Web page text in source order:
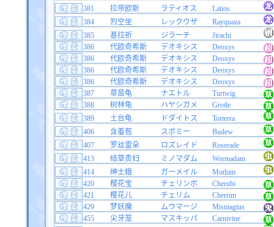
381
拉帝欧斯 ラティオス
Latios
384
烈空坐 レックウザ
Rayquaza
385
基拉祈 ジラーチ
Jirachi
386
代欧奇希斯 デオキシス
Deoxys
386
代欧奇希斯 デオキシス
Deoxys
386
代欧奇希斯 デオキシス
Deoxys
386
代欧奇希斯 デオキシス
Deoxys
387
草苗龟 ナエトル
Turtwig
388
树林龟 ハヤシガメ
Grotle
389
土台龟 ドダイトス
Torterra
406
含羞苞 スボミー
Budew
407
罗丝雷朵 ロズレイド
Roserade
413
结草贵妇 ミノマダム
Wormadam
414
绅士蛾 ガーメイル
Mothim
420
樱花宝 チェリンボ
Cherubi
421
樱花儿 チェリム
Cherrim
429
梦妖魔 ムウマージ
Mismagius
455
尖牙笼 マスキッパ
Carnivine